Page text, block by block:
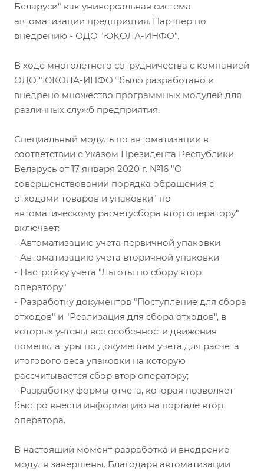
Беларуси" как универсальная система
автоматизации предприятия. Партнер по
внедрению - ОДО "ЮКОЛА-ИНФО".
В ходе многолетнего сотрудничества с компанией
ОДО "ЮКОЛА-ИНФО" было разработано и
внедрено множество программных модулей для
различных служб предприятия.
Специальный модуль по автоматизации в
соответствии с Указом Президента Республики
Беларусь от 17 января 2020 г. №16 "О
совершенствовании порядка обращения с
отходами товаров и упаковки" по
автоматическому расчётусбора втор оператору"
включает:
- Автоматизацию учета первичной упаковки
- Автоматизацию учета вторичной упаковки
- Настройку учета "Льготы по сбору втор
оператору"
- Разработку документов "Поступление для сбора
отходов" и "Реализация для сбора отходов", в
которых учтены все особенности движения
номенклатуры по документам учета для расчета
итогового веса упаковки на которую
рассчитывается сбор втор оператору;
- Разработку формы отчета, которая позволяет
быстро внести информацию на портале втор
оператора.
В настоящий момент разработка и внедрение
модуля завершены. Благодаря автоматизации